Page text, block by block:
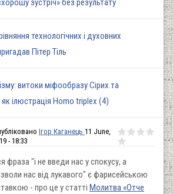
зустріч» без результату
технологічних і духовних
Пітер Тіль
витоки міфообразу Сірих та
як ілюстрація Homo triplex (4)
Ігор Каганець 11 June,
- 18:33
фраза "і не введи нас у спокусу, а
нас від лукавого" є фарисейською
- про це у статті Молитва «Отче